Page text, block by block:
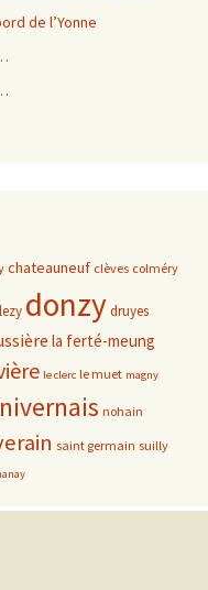
de l’Yonne
chateauneuf clèves colméry
donzydruyes
la ferté-meung
le clerc le muet magny
nivernais nohain
saint germain suilly